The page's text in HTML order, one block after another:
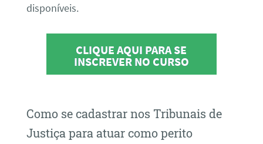
disponíveis.
CLIQUE AQUI PARA SE
INSCREVER NO CURSO
Como se cadastrar nos Tribunais de
Justiça para atuar como perito